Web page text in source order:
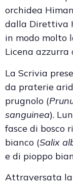
orchidea
dalla Direttiva
in modo molto
Licena azzurra
La Scrivia
da praterie
prugnolo (
sanguinea).
fasce di bosco
bianco (Salix
e di pioppo
Attraversata